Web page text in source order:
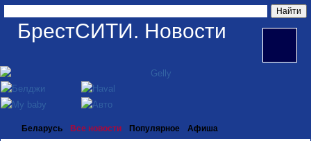
БрестСИТИ. Новости
Беларусь Все новости Популярное Афиша